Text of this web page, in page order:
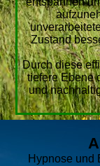
Zustand
Durch diese
tiefere Ebene
und
Hypnose und